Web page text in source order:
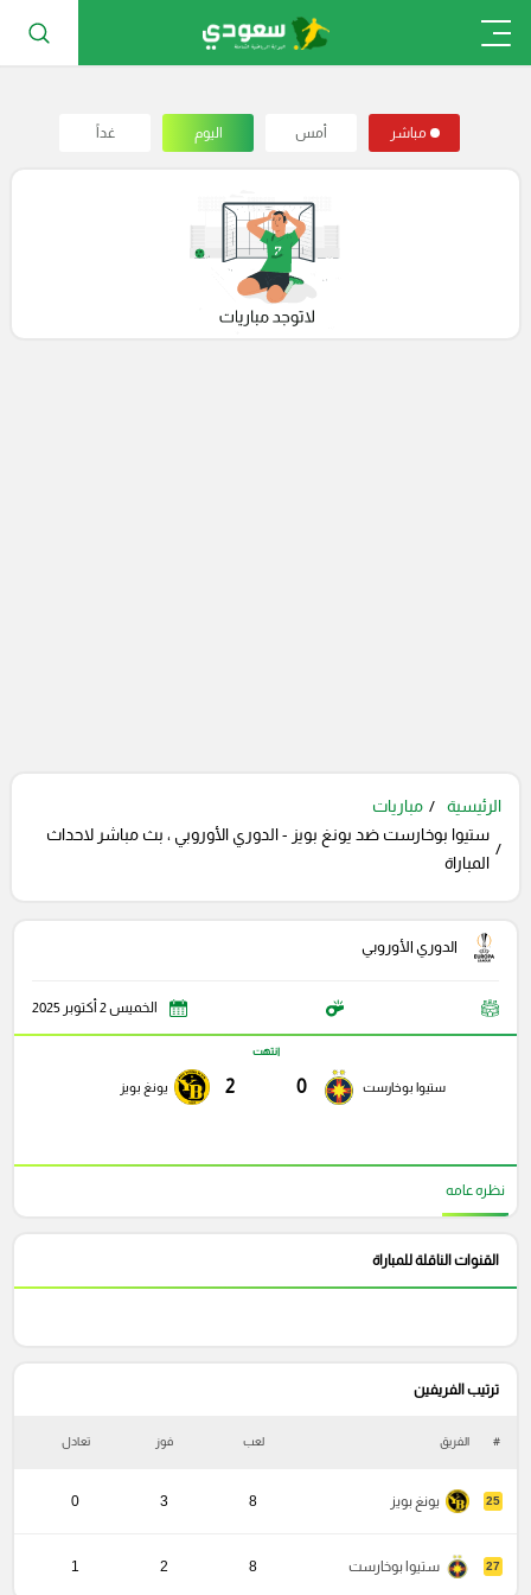
مباشر أمس اليوم غداً
الرئيسية
مباريات
ستيوا بوخارست ضد يونغ بويز - الدوري الأوروبي ، بث مباشر لاحداث
المباراة
الدوري الأوروبي
الخميس 2 أكتوبر 2025
ستيوا بوخارست 0
انتهت
2 يونغ بويز
نظره عامه
القنوات الناقلة للمباراة
ترتيب الفريفين
# الفريق لعب فوز تعادل
25 يونغ بويز 8
3
0
27 ستيوا بوخارست 8
2
1